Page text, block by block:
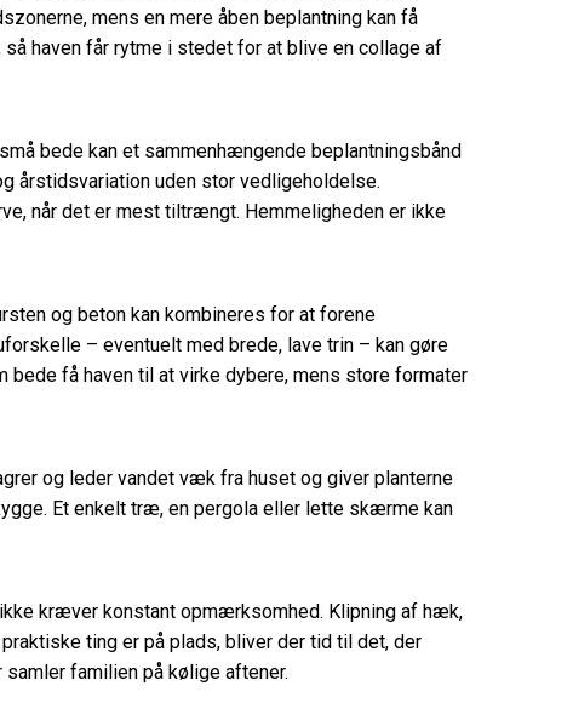
mens en mere åben beplantning kan få
haven får rytme i stedet for at blive en collage af
bede kan et sammenhængende beplantningsbånd
årstidsvariation uden stor vedligeholdelse.
når det er mest tiltrængt. Hemmeligheden er ikke
og beton kan kombineres for at forene
– eventuelt med brede, lave trin – kan gøre
bede få haven til at virke dybere, mens store formater
og leder vandet væk fra huset og giver planterne
Et enkelt træ, en pergola eller lette skærme kan
kræver konstant opmærksomhed. Klipning af hæk,
ting er på plads, bliver der tid til det, der
familien på kølige aftener.